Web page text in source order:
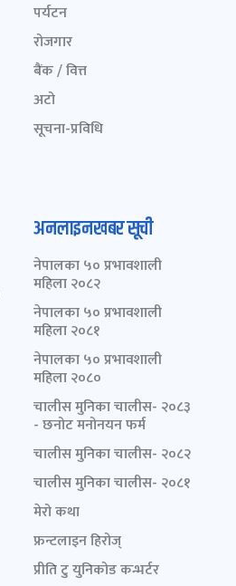
पर्यटन
रोजगार
बैंक / वित्त
अटो
सूचना-प्रविधि
अनलाइनखबर सूची
नेपालका ५० प्रभावशाली
महिला २०८२
नेपालका ५० प्रभावशाली
महिला २०८१
नेपालका ५० प्रभावशाली
महिला २०८०
चालीस मुनिका चालीस- २०८३
- छनोट मनोनयन फर्म
चालीस मुनिका चालीस- २०८२
चालीस मुनिका चालीस- २०८१
मेरो कथा
फ्रन्टलाइन हिरोज्
प्रीति टु युनिकोड कन्भर्टर